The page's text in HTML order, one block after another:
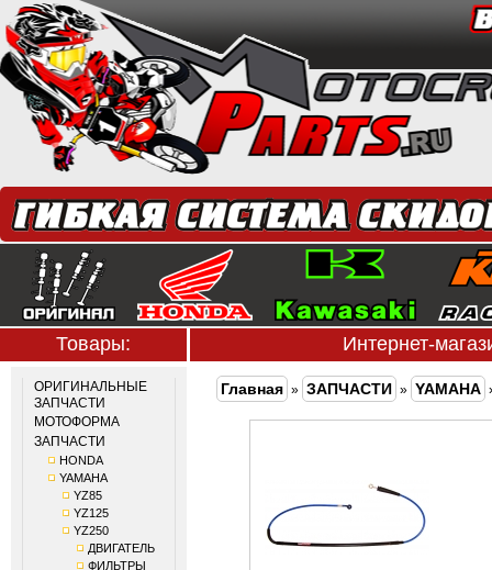
Товары: Интернет-
ОРИГИНАЛЬНЫЕ
ЗАПЧАСТИ
МОТОФОРМА
ЗАПЧАСТИ
HONDA
YAMAHA
YZ85
YZ125
YZ250
ДВИГАТЕЛЬ
ФИЛЬТРЫ
Главная » ЗАПЧАСТИ » YAMAHA